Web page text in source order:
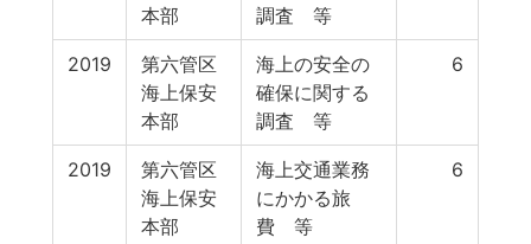
本部
調査 等
2019
第六管区
海上保安
本部
海上の安全の
確保に関する
調査 等
6
2019
第六管区
海上保安
本部
海上交通業務
にかかる旅
費 等
6